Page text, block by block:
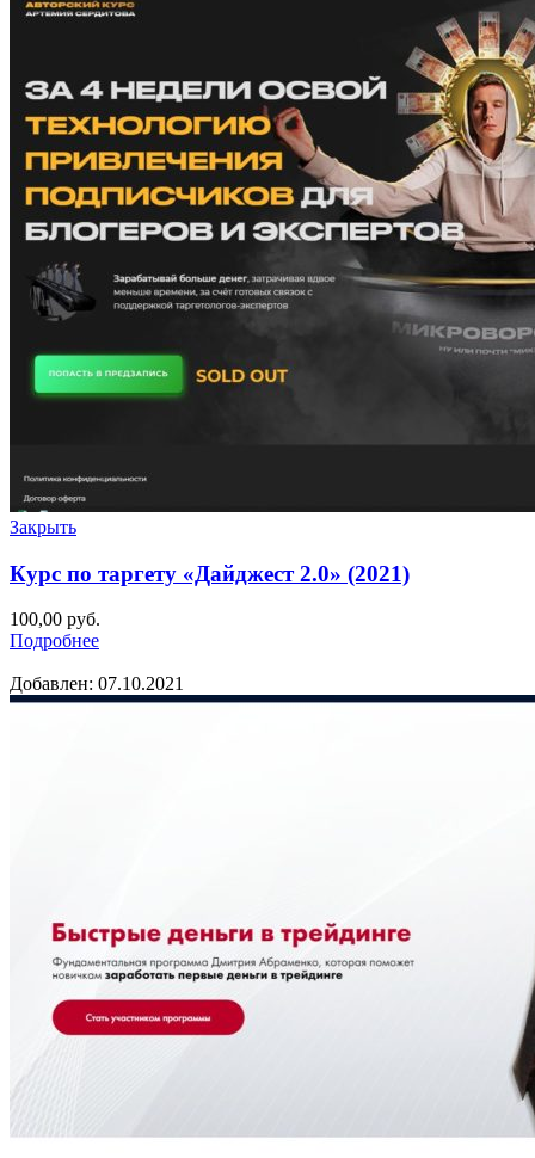
Закрыть
Курс по таргету «Дайджест 2.0» (2021)
100,00 руб.
Подробнее
Добавлен: 07.10.2021